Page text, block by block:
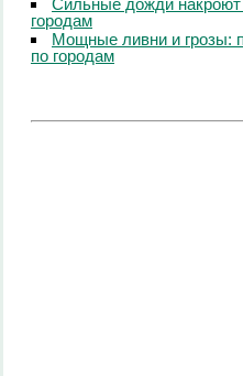
городам
Мощные ливни и грозы:
по городам